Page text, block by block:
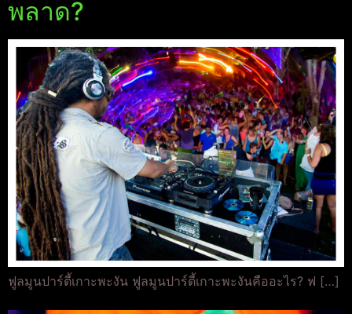
พลาด?
ฟูลมูนปาร์ตี้เกาะพะงัน ฟูลมูนปาร์ตี้เกาะพะงันคืออะไร? ฟ […]